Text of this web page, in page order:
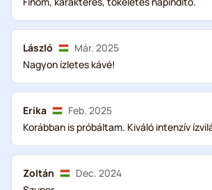
László
Már. 2025
Nagyon ízletes kávé!
Erika
Feb. 2025
Korábban is próbáltam. Kiváló intenzív
Zoltán
Dec. 2024